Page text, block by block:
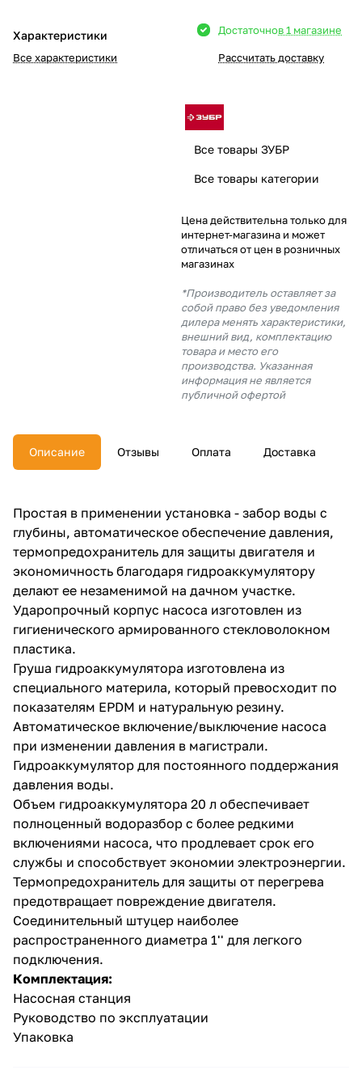
Характеристики
Все характеристики
Достаточнов 1 магазине
Рассчитать доставку
Все товары ЗУБР
Все товары категории
Цена действительна только для
интернет-магазина и может
отличаться от цен в розничных
магазинах
*Производитель оставляет за
собой право без уведомления
дилера менять характеристики,
внешний вид, комплектацию
товара и место его
производства. Указанная
информация не является
публичной офертой
Описание Отзывы Оплата Доставка
Простая в применении установка - забор воды с
глубины, автоматическое обеспечение давления,
термопредохранитель для защиты двигателя и
экономичность благодаря гидроаккумулятору
делают ее незаменимой на дачном участке.
Ударопрочный корпус насоса изготовлен из
гигиенического армированного стекловолокном
пластика.
Груша гидроаккумулятора изготовлена из
специального материла, который превосходит по
показателям EPDM и натуральную резину.
Автоматическое включение/выключение насоса
при изменении давления в магистрали.
Гидроаккумулятор для постоянного поддержания
давления воды.
Объем гидроаккумулятора 20 л обеспечивает
полноценный водоразбор с более редкими
включениями насоса, что продлевает срок его
службы и способствует экономии электроэнергии.
Термопредохранитель для защиты от перегрева
предотвращает повреждение двигателя.
Соединительный штуцер наиболее
распространенного диаметра 1'' для легкого
подключения.
Комплектация:
Насосная станция
Руководство по эксплуатации
Упаковка
в корзину
% картой любого банка
% будут
с вашей карты
недели
раз в 2 недели